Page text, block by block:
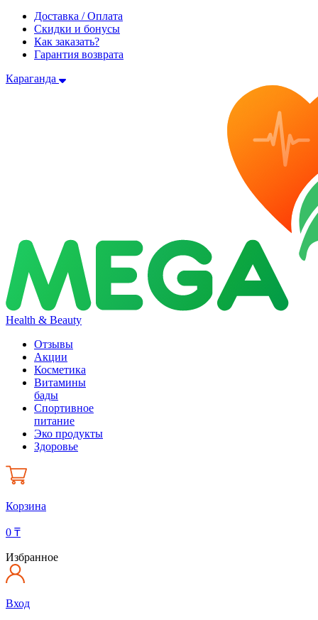
Доставка / Оплата
Скидки и бонусы
Как заказать?
Гарантия возврата
Караганда
Health & Beauty
Отзывы
Акции
Косметика
Витамины
бады
Спортивное
питание
Эко продукты
Здоровье
Корзина
0 ₸
Избранное
Вход